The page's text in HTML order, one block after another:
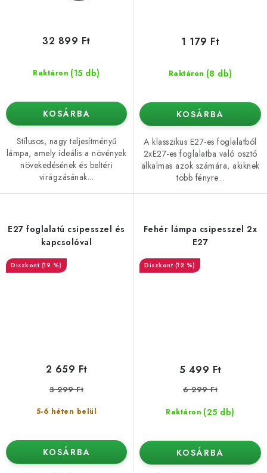
Raktáron (15 db)
32 899 Ft
KOSÁRBA
Stílusos, nagy teljesítményű
lámpa, amely ideális a növények
növekedésének és beltéri
virágzásának...
Raktáron (8 db)
1 179 Ft
KOSÁRBA
A klasszikus E27-es foglalatból
2xE27-es foglalatba való osztó
alkalmas azok számára, akiknek
több fényre...
E27 foglalatú csipesszel és
kapcsolóval
(19 %)
5-6 héten belül
2 659 Ft
3 299 Ft
KOSÁRBA
Fehér lámpa csipesszel 2x
E27
(12 %)
Raktáron (25 db)
5 499 Ft
6 299 Ft
KOSÁRBA